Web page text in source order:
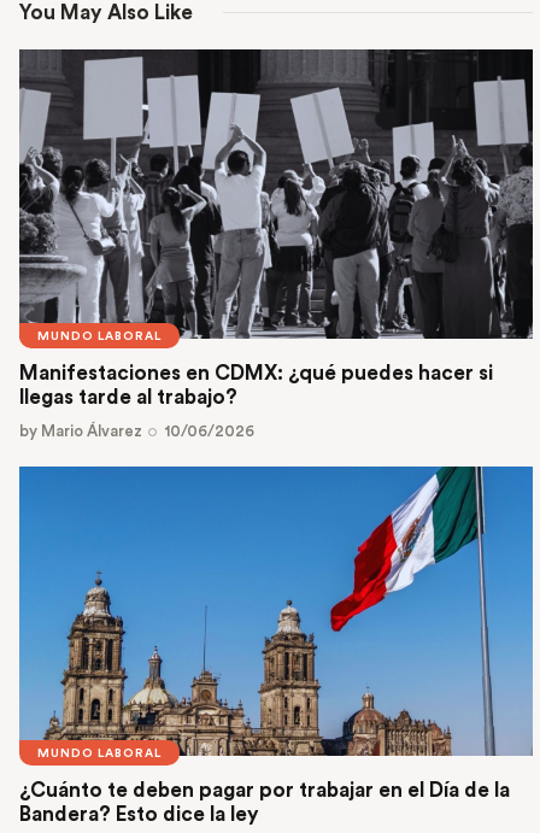
You May Also Like
MUNDO LABORAL
Manifestaciones en CDMX: ¿qué puedes hacer si
llegas tarde al trabajo?
by Mario Álvarez 10/06/2026
MUNDO LABORAL
¿Cuánto te deben pagar por trabajar en el Día de la
Bandera? Esto dice la ley